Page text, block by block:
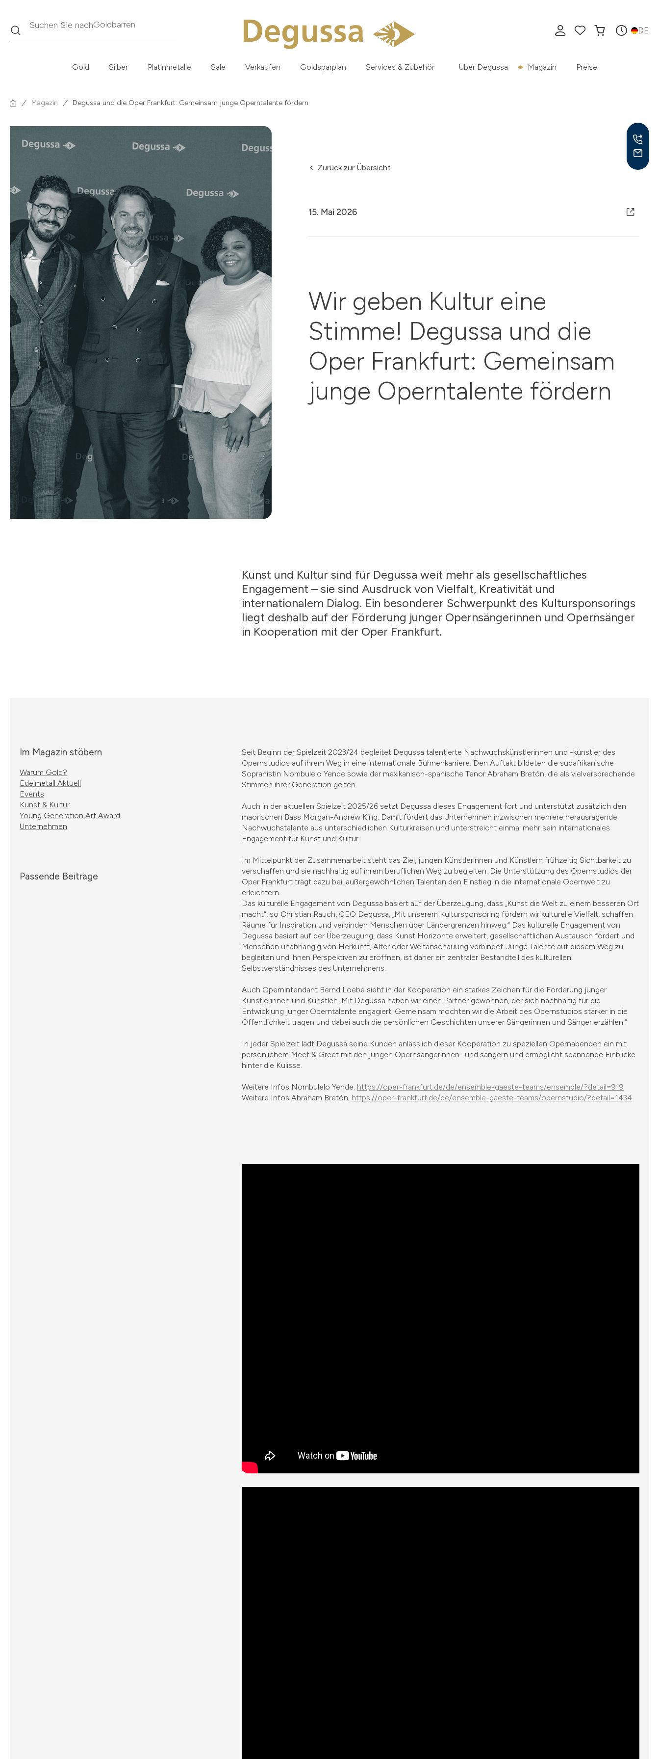
Suche Suchen Sie nachKrügerrand DE
Gold Silber Platinmetalle Sale Verkaufen Goldsparplan Services & Zubehör Über Degussa Magazin Preise
Magazin Degussa und die Oper Frankfurt: Gemeinsam junge Operntalente fördern
Zurück zur Übersicht
15. Mai 2026
Wir geben Kultur eine
Stimme! Degussa und die
Oper Frankfurt: Gemeinsam
junge Operntalente fördern
Kunst und Kultur sind für Degussa weit mehr als gesellschaftliches
Engagement – sie sind Ausdruck von Vielfalt, Kreativität und
internationalem Dialog. Ein besonderer Schwerpunkt des Kultursponsorings
liegt deshalb auf der Förderung junger Opernsängerinnen und Opernsänger
in Kooperation mit der Oper Frankfurt.
Im Magazin stöbern
Warum Gold?
Edelmetall Aktuell
Events
Kunst & Kultur
Young Generation Art Award
Unternehmen
Passende Beiträge
Seit Beginn der Spielzeit 2023/24 begleitet Degussa talentierte Nachwuchskünstlerinnen und -künstler des
Opernstudios auf ihrem Weg in eine internationale Bühnenkarriere. Den Auftakt bildeten die südafrikanische
Sopranistin Nombulelo Yende sowie der mexikanisch-spanische Tenor Abraham Bretón, die als vielversprechende
Stimmen ihrer Generation gelten.
Auch in der aktuellen Spielzeit 2025/26 setzt Degussa dieses Engagement fort und unterstützt zusätzlich den
maorischen Bass Morgan-Andrew King. Damit fördert das Unternehmen inzwischen mehrere herausragende
Nachwuchstalente aus unterschiedlichen Kulturkreisen und unterstreicht einmal mehr sein internationales
Engagement für Kunst und Kultur.
Im Mittelpunkt der Zusammenarbeit steht das Ziel, jungen Künstlerinnen und Künstlern frühzeitig Sichtbarkeit zu
verschaffen und sie nachhaltig auf ihrem beruflichen Weg zu begleiten. Die Unterstützung des Opernstudios der
Oper Frankfurt trägt dazu bei, außergewöhnlichen Talenten den Einstieg in die internationale Opernwelt zu
erleichtern.
Das kulturelle Engagement von Degussa basiert auf der Überzeugung, dass „Kunst die Welt zu einem besseren Ort
macht“, so Christian Rauch, CEO Degussa. „Mit unserem Kultursponsoring fördern wir kulturelle Vielfalt, schaffen
Räume für Inspiration und verbinden Menschen über Ländergrenzen hinweg.“ Das kulturelle Engagement von
Degussa basiert auf der Überzeugung, dass Kunst Horizonte erweitert, gesellschaftlichen Austausch fördert und
Menschen unabhängig von Herkunft, Alter oder Weltanschauung verbindet. Junge Talente auf diesem Weg zu
begleiten und ihnen Perspektiven zu eröffnen, ist daher ein zentraler Bestandteil des kulturellen
Selbstverständnisses des Unternehmens.
Auch Opernintendant Bernd Loebe sieht in der Kooperation ein starkes Zeichen für die Förderung junger
Künstlerinnen und Künstler: „Mit Degussa haben wir einen Partner gewonnen, der sich nachhaltig für die
Entwicklung junger Operntalente engagiert. Gemeinsam möchten wir die Arbeit des Opernstudios stärker in die
Öffentlichkeit tragen und dabei auch die persönlichen Geschichten unserer Sängerinnen und Sänger erzählen.“
In jeder Spielzeit lädt Degussa seine Kunden anlässlich dieser Kooperation zu speziellen Opernabenden ein mit
persönlichem Meet & Greet mit den jungen Opernsängerinnen- und sängern und ermöglicht spannende Einblicke
hinter die Kulisse.
Weitere Infos Nombulelo Yende: https://oper-frankfurt.de/de/ensemble-gaeste-teams/ensemble/?detail=919
Weitere Infos Abraham Bretón: https://oper-frankfurt.de/de/ensemble-gaeste-teams/opernstudio/?detail=1434